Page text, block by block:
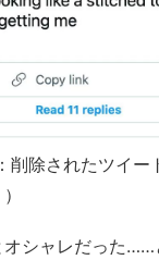
削除されたツイー
シャレだった……